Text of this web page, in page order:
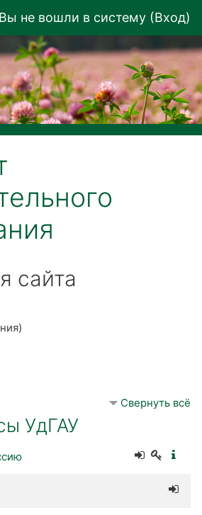
Вы не вошли в систему (Вход)
сайта
Свернуть всё
УдГАУ